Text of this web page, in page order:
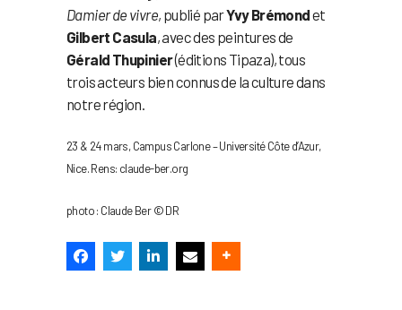
Damier de vivre, publié parYvy Brémondet
Gilbert Casula, avec des peintures de
Gérald Thupinier(éditions Tipaza), tous
trois acteurs bien connus de la culture dans
notre région.
23 & 24 mars, Campus Carlone – Université Côte d’Azur,
Nice. Rens: claude-ber.org
photo : Claude Ber © DR